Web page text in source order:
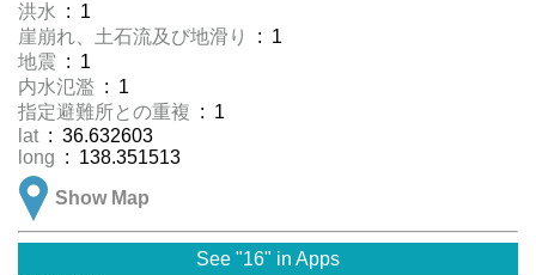
洪水
: 1
崖崩れ、土石流及び地滑り
: 1
地震 : 1
内水氾濫 : 1
指定避難所との重複 : 1
lat : 36.632603
long : 138.351513
Show Map
See "16" in Apps